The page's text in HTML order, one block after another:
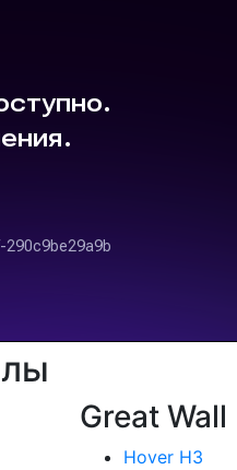
Great Wall
Hover H3